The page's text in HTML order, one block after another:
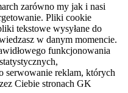
zarówno my jak i nasi
Pliki cookie
tekstowe wysyłane do
w danym momencie.
funkcjonowania
serwowanie reklam, których
Ciebie stronach GK